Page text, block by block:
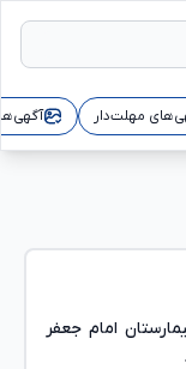
مهلت‌دار
امام جعفر